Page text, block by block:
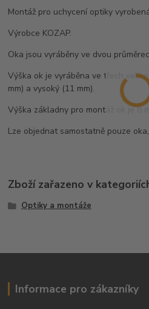
Montáž pro uchycení optiky
Výrobce KOZAP.
Oka jsou vyráběny ve dvou
Výška ok je vyráběna ve třech
mm) a vysoký (11 mm).
Výška základny pro montáž ok je 8
Lze objednat samostatně pouze
Zboží zařazeno v
Optiky a montáže
Informace pro zákazníky